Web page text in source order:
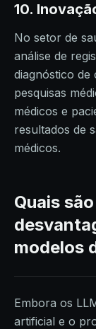
10.
No setor de
análise de
diagnóstico de
pesquisas
médicos e
resultados de
médicos.
Quais
modelos
Embora os
artificial e o